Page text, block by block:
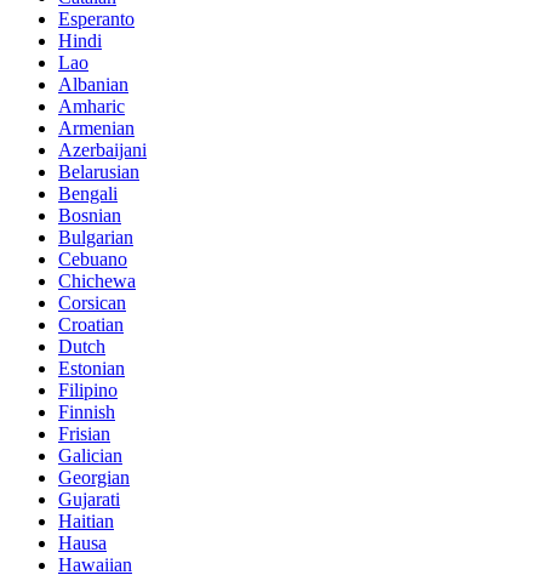
Esperanto
Hindi
Lao
Albanian
Amharic
Armenian
Azerbaijani
Belarusian
Bengali
Bosnian
Bulgarian
Cebuano
Chichewa
Corsican
Croatian
Dutch
Estonian
Filipino
Finnish
Frisian
Galician
Georgian
Gujarati
Haitian
Hausa
Hawaiian